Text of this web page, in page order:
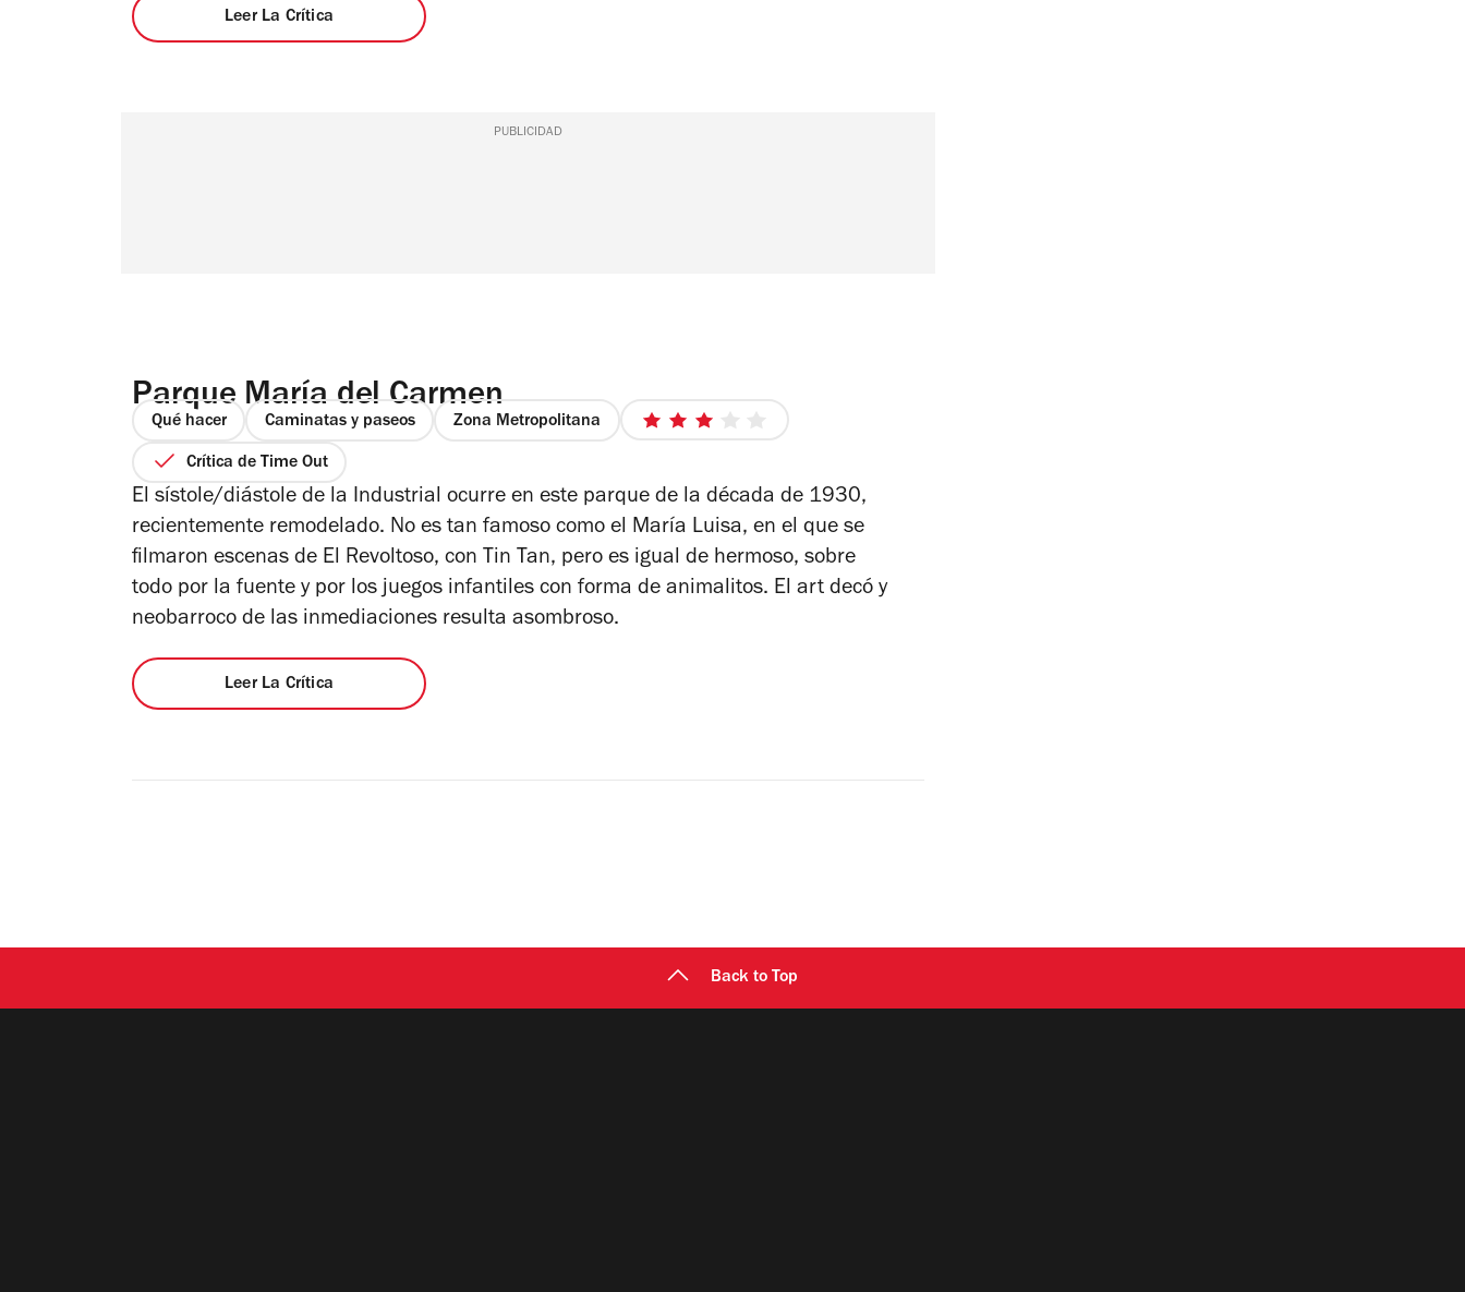
Leer La Crítica
PUBLICIDAD
Parque María del Carmen
Qué hacer Caminatas y paseos Zona Metropolitana
3
Crítica de Time Out
El sístole/diástole de la Industrial ocurre en este parque de la década de 1930,
recientemente remodelado. No es tan famoso como el María Luisa, en el que se
filmaron escenas de El Revoltoso, con Tin Tan, pero es igual de hermoso, sobre
todo por la fuente y por los juegos infantiles con forma de animalitos. El art decó y
neobarroco de las inmediaciones resulta asombroso.
Leer La Crítica
Back to Top